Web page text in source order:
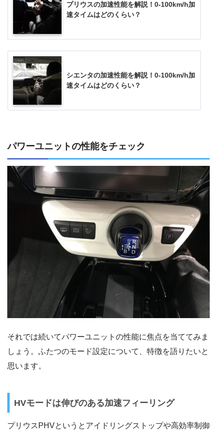
プリウスの加速性能を解説！0-100km/h加
速タイムはどのくらい？
シエンタの加速性能を解説！0-100km/h加
速タイムはどのくらい？
パワーユニットの性能をチェック
それでは続いてパワーユニットの性能に焦点を当ててみま
しょう。ふたつのモード設定について、特徴を語りたいと
思います。
HVモードは伸びのある加速フィーリング
プリウスPHVというとアイドリングストップや高効率制御